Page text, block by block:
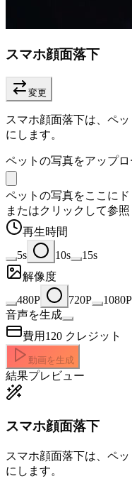
スマホ顔面落下
変更
スマホ顔面落下は、ペ
にします。
ペットの写真をアップロ
ペットの写真をここに
またはクリックして参照
再生時間
5s
10s
15s
解像度
480P
720P
1080P
音声を生成
費用 120 クレジット
動画を生成
結果プレビュー
スマホ顔面落下
スマホ顔面落下は、ペ
にします。